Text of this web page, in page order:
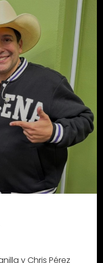
y Chris Pérez